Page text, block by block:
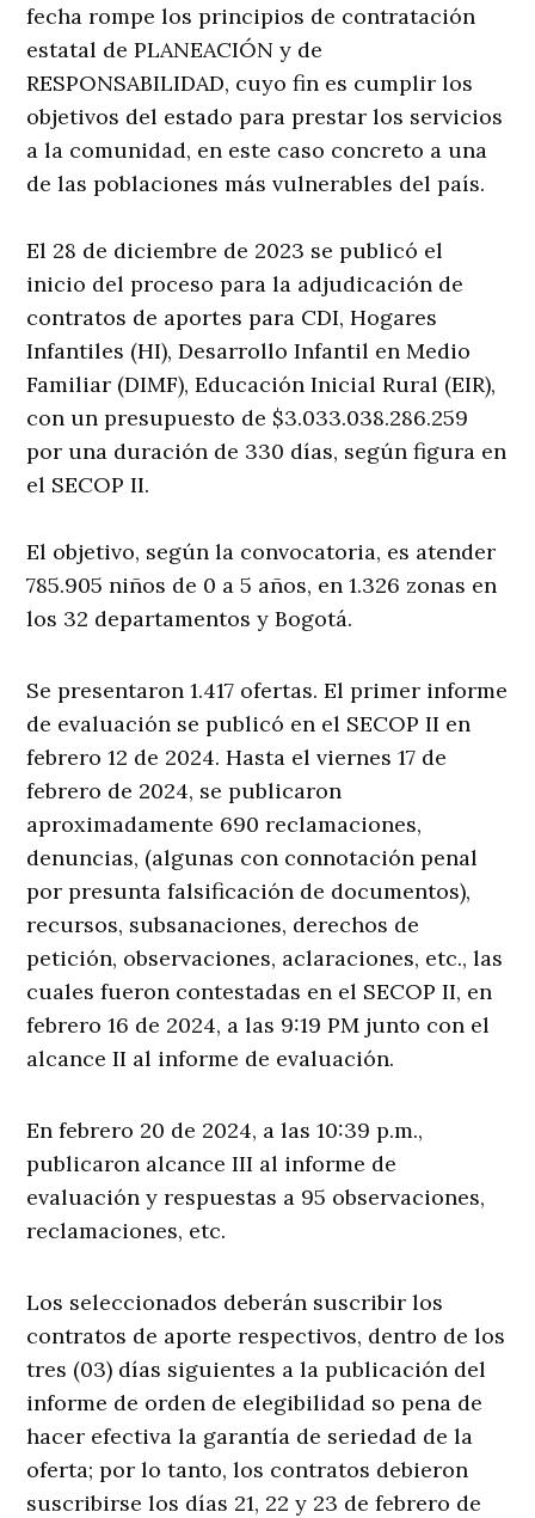
fecha rompe los principios de contratación
estatal de PLANEACIÓN y de
RESPONSABILIDAD, cuyo fin es cumplir los
objetivos del estado para prestar los servicios
a la comunidad, en este caso concreto a una
de las poblaciones más vulnerables del país.
El 28 de diciembre de 2023 se publicó el
inicio del proceso para la adjudicación de
contratos de aportes para CDI, Hogares
Infantiles (HI), Desarrollo Infantil en Medio
Familiar (DIMF), Educación Inicial Rural (EIR),
con un presupuesto de $3.033.038.286.259
por una duración de 330 días, según figura en
el SECOP II.
El objetivo, según la convocatoria, es atender
785.905 niños de 0 a 5 años, en 1.326 zonas en
los 32 departamentos y Bogotá.
Se presentaron 1.417 ofertas. El primer informe
de evaluación se publicó en el SECOP II en
febrero 12 de 2024. Hasta el viernes 17 de
febrero de 2024, se publicaron
aproximadamente 690 reclamaciones,
denuncias, (algunas con connotación penal
por presunta falsificación de documentos),
recursos, subsanaciones, derechos de
petición, observaciones, aclaraciones, etc., las
cuales fueron contestadas en el SECOP II, en
febrero 16 de 2024, a las 9:19 PM junto con el
alcance II al informe de evaluación.
En febrero 20 de 2024, a las 10:39 p.m.,
publicaron alcance III al informe de
evaluación y respuestas a 95 observaciones,
reclamaciones, etc.
Los seleccionados deberán suscribir los
contratos de aporte respectivos, dentro de los
tres (03) días siguientes a la publicación del
informe de orden de elegibilidad so pena de
hacer efectiva la garantía de seriedad de la
oferta; por lo tanto, los contratos debieron
suscribirse los días 21, 22 y 23 de febrero de